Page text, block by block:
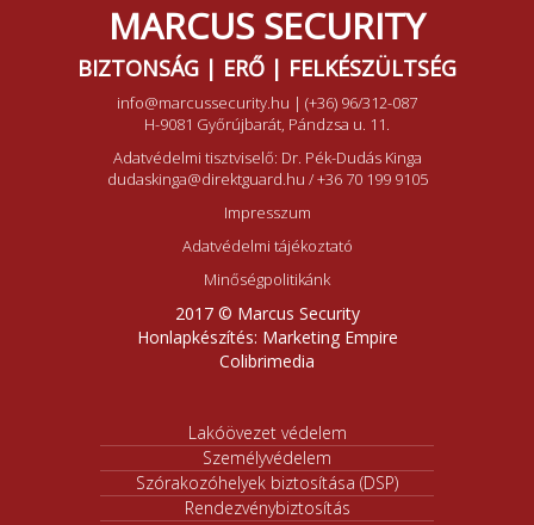
MARCUS SECURITY
BIZTONSÁG | ERŐ | FELKÉSZÜLTSÉG
info@marcussecurity.hu | (+36) 96/312-087
H-9081 Győrújbarát, Pándzsa u. 11.
Adatvédelmi tisztviselő: Dr. Pék-Dudás Kinga
dudaskinga@direktguard.hu /+36 70 199 9105
Impresszum
Adatvédelmi tájékoztató
Minőségpolitikánk
2017 © Marcus Security
Honlapkészítés: Marketing Empire
Colibrimedia
Lakóövezet védelem
Személyvédelem
Szórakozóhelyek biztosítása (DSP)
Rendezvénybiztosítás